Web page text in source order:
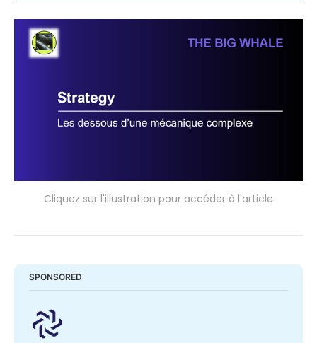
Cliquez sur l'illustration pour accéder à l'article
SPONSORED